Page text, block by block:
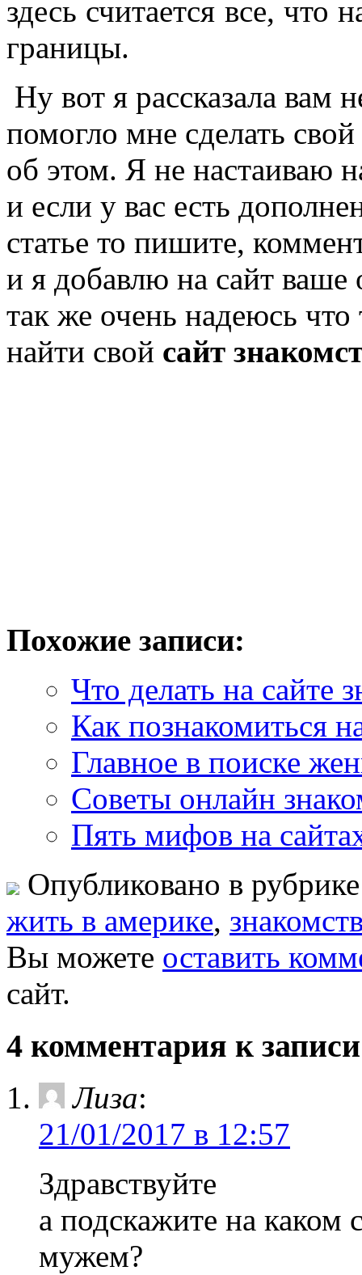
здесь считается все, что
границы.
Ну вот я рассказала вам
помогло мне сделать
об этом. Я не настаиваю
и если у вас есть
статье то пишите,
и я добавлю на сайт ваше
так же очень надеюсь
найти свой сайт
Похожие записи:
Что делать на сайте
Как познакомиться
Главное в поиске
Советы онлайн
Пять мифов на
Опубликовано в
жить в америке,
Вы можете оставить
сайт.
4 комментария к
Лиза:
21/01/2017 в 12:57
Здравствуйте
а подскажите на каком
мужем?